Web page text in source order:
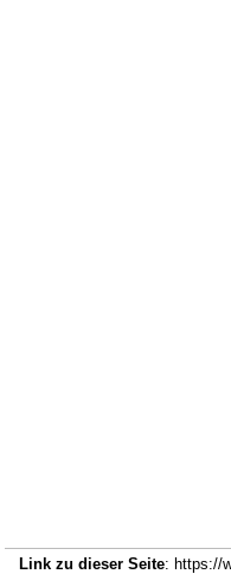
Link zu dieser Seite: https://